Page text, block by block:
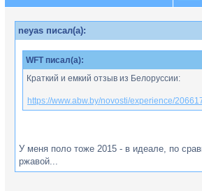
neyas писал(а):
WFT писал(а):
Краткий и емкий отзыв из Белоруссии:
https://www.abw.by/novosti/experience/
У меня поло тоже 2015 - в идеале, по
ржавой...